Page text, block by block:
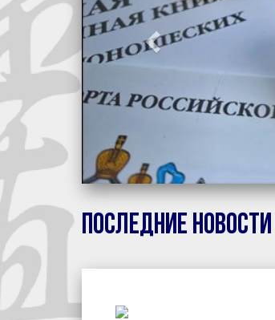
Последние новости